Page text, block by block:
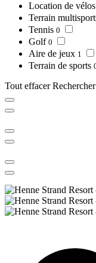
Location de vélos
Terrain
Tennis 0
Golf 0
Aire de jeux 1
Terrain de sports
Tout effacer Rechercher